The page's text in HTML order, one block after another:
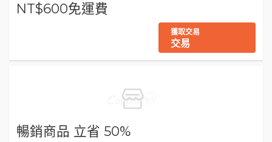
NT$600免運費
獲取交易
交易
暢銷商品 立省 50%